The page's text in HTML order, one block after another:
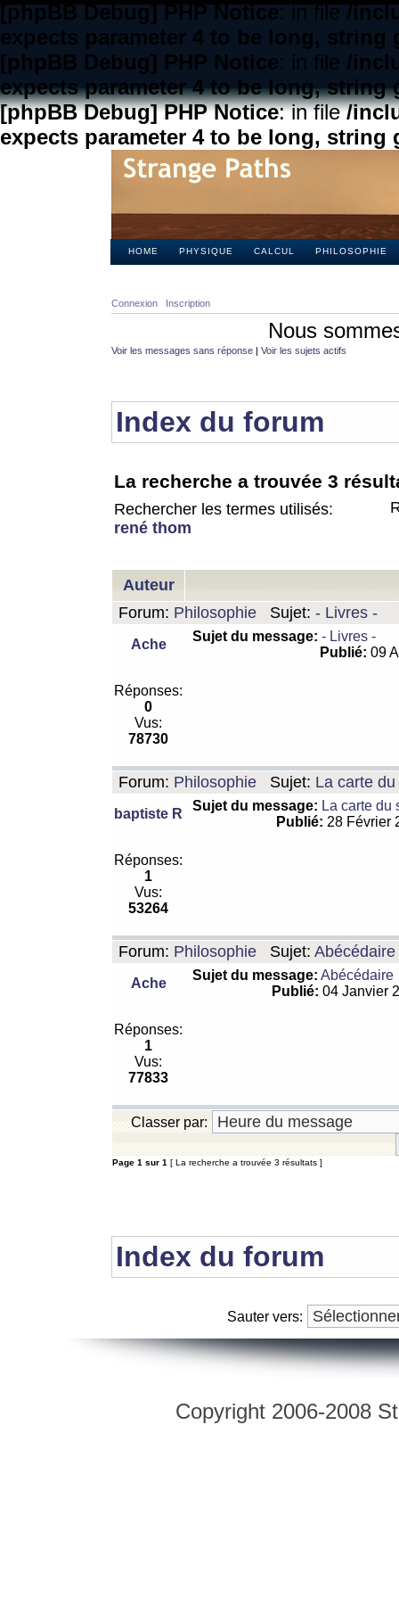
[phpBB Debug] PHP Notice: in file/
expects parameter 4 to be long, string
[phpBB Debug] PHP Notice: in file /
expects parameter 4 to be long, string
[phpBB Debug] PHP Notice: in file/
expects parameter 4 to be long, string
HOME PHYSIQUE CALCUL PHILOSOPHIE
Connexion Inscription
Nous
Voir les messages sans réponse | Voir les sujets actifs
Index du forum
La recherche a trouvée 3
Rechercher les termes utilisés:
rené thom
Auteur
Forum: Philosophie Sujet: - Livres -
Ache
Sujet du message: - Livres -
Publié: 09
Réponses:
0
Vus:
78730
Forum: Philosophie Sujet: La carte
baptiste R
Sujet du message: La carte du
Publié: 28 Février
Réponses:
1
Vus:
53264
Forum: Philosophie Sujet: Abécédaire
Ache
Sujet du message: Abécédaire
Publié: 04 Janvier
Réponses:
1
Vus:
77833
Classer par:
Page 1 sur 1 [ La recherche a trouvée 3 résultats ]
Index du forum
Sauter vers:
Copyright 2006-2008